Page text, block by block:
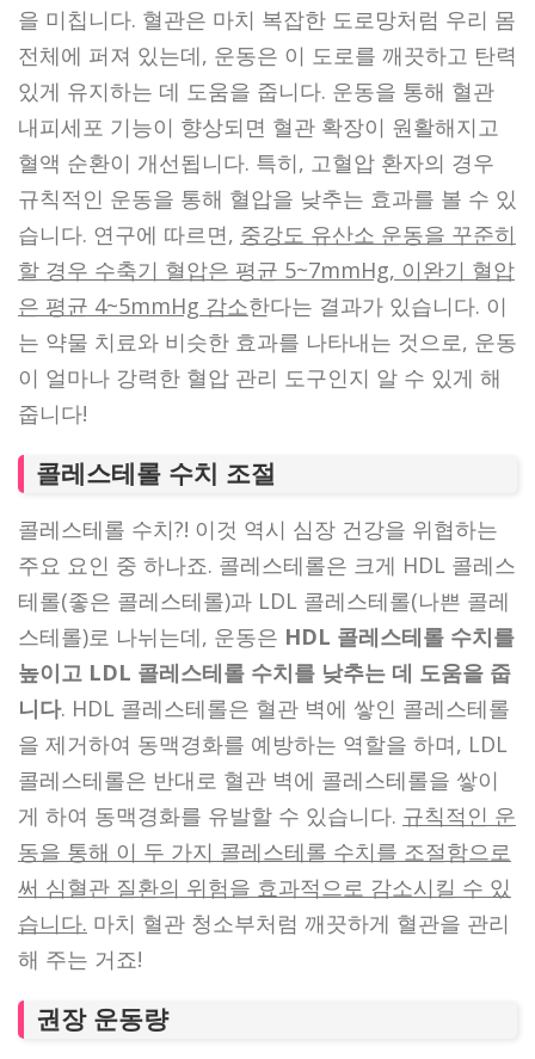
을 미칩니다. 혈관은 마치 복잡한 도로망처럼 우리 몸
전체에 퍼져 있는데, 운동은 이 도로를 깨끗하고 탄력
있게 유지하는 데 도움을 줍니다. 운동을 통해 혈관
내피세포 기능이 향상되면 혈관 확장이 원활해지고
혈액 순환이 개선됩니다. 특히, 고혈압 환자의 경우
규칙적인 운동을 통해 혈압을 낮추는 효과를 볼 수 있
습니다. 연구에 따르면, 중강도 유산소 운동을 꾸준히
할 경우 수축기 혈압은 평균 5~7mmHg, 이완기 혈압
은 평균 4~5mmHg 감소한다는 결과가 있습니다. 이
는 약물 치료와 비슷한 효과를 나타내는 것으로, 운동
이 얼마나 강력한 혈압 관리 도구인지 알 수 있게 해
줍니다!
콜레스테롤 수치 조절
콜레스테롤 수치?! 이것 역시 심장 건강을 위협하는
주요 요인 중 하나죠. 콜레스테롤은 크게 HDL 콜레스
테롤(좋은 콜레스테롤)과 LDL 콜레스테롤(나쁜 콜레
스테롤)로 나뉘는데, 운동은 HDL 콜레스테롤 수치를
높이고 LDL 콜레스테롤 수치를 낮추는 데 도움을 줍
니다. HDL 콜레스테롤은 혈관 벽에 쌓인 콜레스테롤
을 제거하여 동맥경화를 예방하는 역할을 하며, LDL
콜레스테롤은 반대로 혈관 벽에 콜레스테롤을 쌓이
게 하여 동맥경화를 유발할 수 있습니다. 규칙적인 운
동을 통해 이 두 가지 콜레스테롤 수치를 조절함으로
써 심혈관 질환의 위험을 효과적으로 감소시킬 수 있
습니다. 마치 혈관 청소부처럼 깨끗하게 혈관을 관리
해 주는 거죠!
권장 운동량